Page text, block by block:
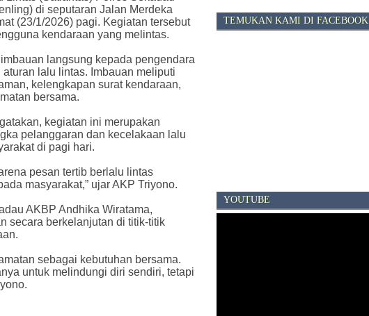
di seputaran Jalan Merdeka
(23/1/2026) pagi. Kegiatan tersebut
kendaraan yang melintas.
langsung kepada pengendara
lalu lintas. Imbauan meliputi
kelengkapan surat kendaraan,
bersama.
kegiatan ini merupakan
pelanggaran dan kecelakaan lalu
di pagi hari.
pesan tertib berlalu lintas
masyarakat,” ujar AKP Triyono.
AKBP Andhika Wiratama,
secara berkelanjutan di titik-titik
sebagai kebutuhan bersama.
untuk melindungi diri sendiri, tetapi
TEMUKAN KAMI DI FACEBOOK
YOUTUBE